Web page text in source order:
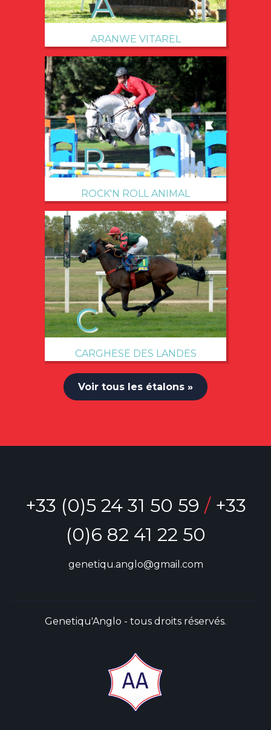
ARANWE VITAREL
ROCK'N ROLL ANIMAL
→
CARGHESE DES LANDES
→
Voir tous les étalons »
+33 (0)5 24 31 50 59 / +33
(0)6 82 41 22 50
genetiqu.anglo@gmail.com
Genetiqu'Anglo - tous droits réservés.